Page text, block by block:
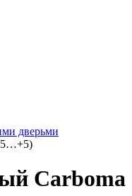
дверьми
5…+5)
Carboma